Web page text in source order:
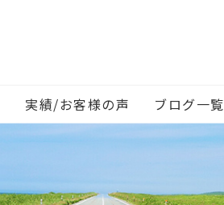
実績/お客様の声 ブログ一覧